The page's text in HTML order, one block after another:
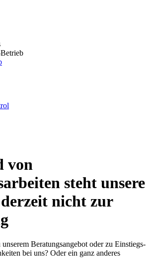
von
steht unsere
nicht zur
unserem Beratungsangebot oder zu Einstiegs-
bei uns? Oder ein ganz anderes